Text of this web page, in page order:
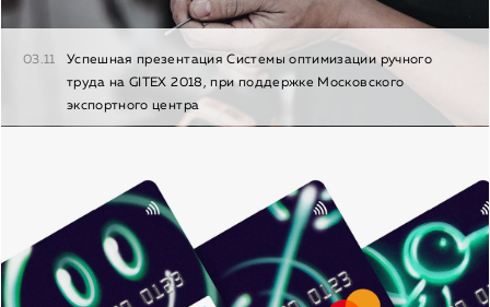
03.11
Успешная презентация Системы оптимизации ручного
труда на GITEX 2018, при поддержке Московского
экспортного центра